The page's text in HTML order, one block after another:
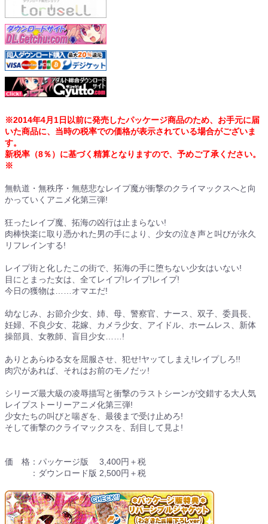
※2014年4月1日以前に発売したパッケージ商品のため、お手元に届
いた商品に、当時の税率での価格が表示されている場合がございま
す。
新税率（8％）に基づく精算となりますので、予めご了承ください。
※
無軌道・無秩序・無慈悲なレイプ魔が衝撃のクライマックスへと向
かっていくアニメ化第三弾!
狂ったレイプ魔、拓海の凶行は止まらない!
肉棒快楽に取り憑かれた男の手により、少女の泣き声と叫びが永久
リフレインする!
レイプ街と化したこの街で、拓海の手に堕ちない少女はいない!
目にとまった女は、全てレイプ!レイプ!レイプ!
今日の獲物は……オマエだ!
幼なじみ、お節介少女、姉、母、警察官、ナース、双子、委員長、
妊婦、不良少女、花嫁、カメラ少女、アイドル、ホームレス、新体
操部員、女教師、盲目少女……!
ありとあらゆる女を屈服させ、犯せ!ヤッてしまえ!レイプしろ!!
肉穴があれば、それはお前のモノだッ!
シリーズ最大級の凌辱描写と衝撃のラストシーンが交錯する大人気
レイプストーリーアニメ化第三弾!
少女たちの叫びと喘ぎを、最後まで受け止めろ!
そして衝撃のクライマックスを、刮目して見よ!
価 格：パッケージ版 3,400円＋税
：ダウンロード版 2,500円＋税